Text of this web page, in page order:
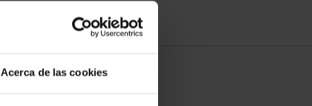
Acerca de las cookies